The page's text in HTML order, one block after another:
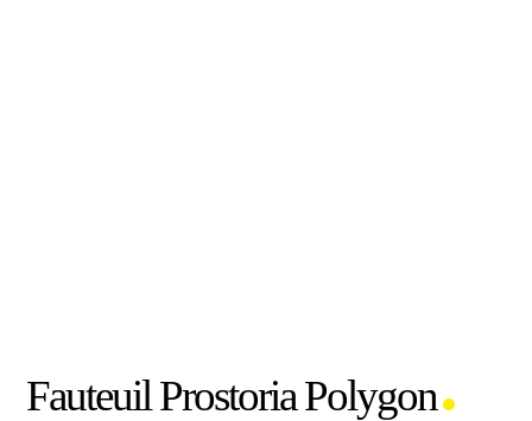
Fauteuil Prostoria Polygon